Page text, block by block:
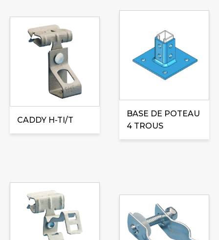
CADDY H-TI/T
produit
peuvent
être
choisies
du
produit
BASE DE POTEAU
4 TROUS